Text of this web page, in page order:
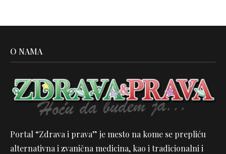
O NAMA
Portal “Zdrava i prava” je mesto na kome se prepliću
alternativna i zvanična medicina, kao i tradicionalni i